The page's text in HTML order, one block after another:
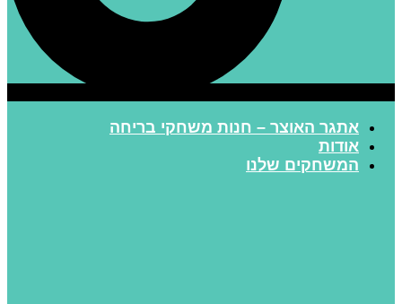
אתגר האוצר – חנות משחקי בריחה
אודות
המשחקים שלנו